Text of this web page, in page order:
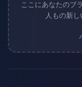
ここにあなたのブ
人もの新